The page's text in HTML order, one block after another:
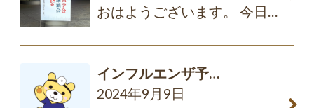
おはようございます。 今日…
インフルエンザ予…
2024年9月9日